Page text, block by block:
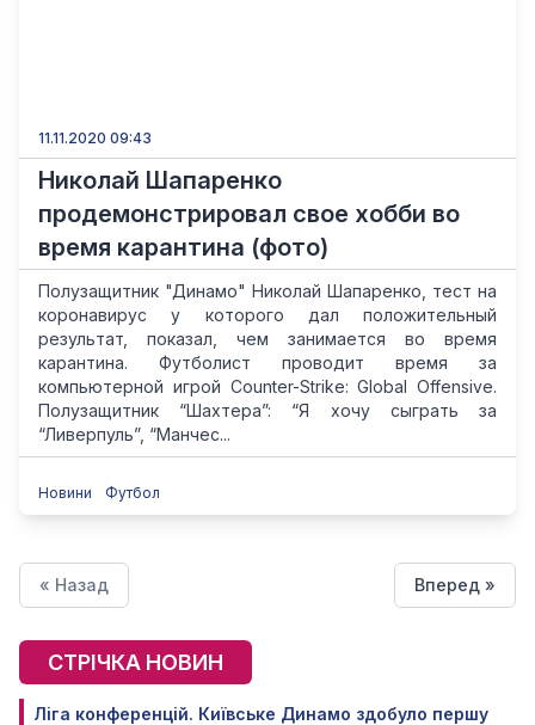
11.11.2020 09:43
Николай Шапаренко
продемонстрировал свое хобби во
время карантина (фото)
Полузащитник "Динамо" Николай Шапаренко, тест на
коронавирус у которого дал положительный
результат, показал, чем занимается во время
карантина. Футболист проводит время за
компьютерной игрой Counter-Strike: Global Offensive.
Полузащитник “Шахтера”: “Я хочу сыграть за
“Ливерпуль”, “Манчес...
Новини Футбол
« Назад Вперед »
СТРІЧКА НОВИН
Ліга конференцій. Київське Динамо здобуло першу